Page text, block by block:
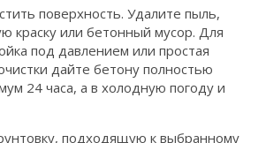
поверхность. Удалите пыль,
краску или бетонный мусор. Для
под давлением или простая
дайте бетону полностью
24 часа, а в холодную погоду и
подходящую к выбранному